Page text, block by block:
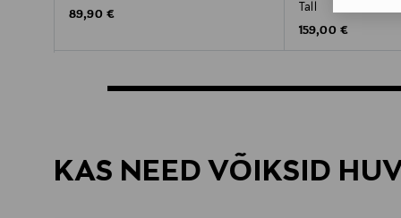
Original Price
89,90 €
Tall
Original Price
159,00 €
KAS NEED VÕIKSID